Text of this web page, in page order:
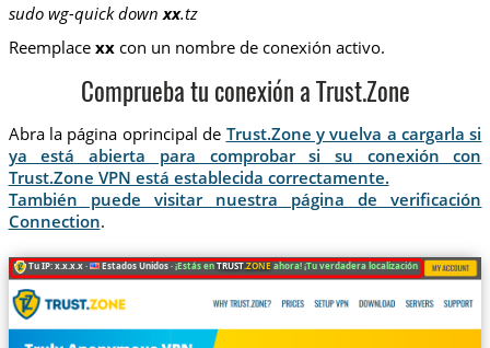
sudo wg-quick down xx.tz
Reemplace xxcon un nombre de conexión activo.
Comprueba tu conexión a Trust.Zone
Abra la página oprincipal de Trust.Zone y vuelva a cargarla si
ya está abierta para comprobar si su conexión con
Trust.Zone VPN está establecida correctamente.
También puede visitar nuestra página de verificación
Connection.
Tu IP: x.x.x.x · Estados Unidos ·¡Estás enTRUST.ZONE ahora! ¡Tu verdadera localización está oculta!